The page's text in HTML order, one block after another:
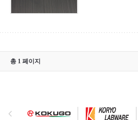
총 1 페이지